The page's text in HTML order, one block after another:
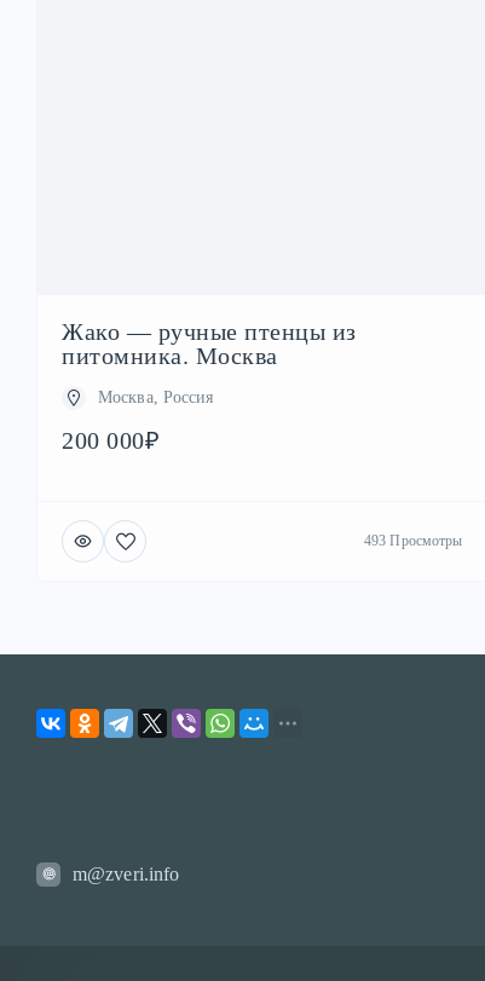
Жако — ручные птенцы из
питомника. Москва
Москва, Россия
200 000₽
493 Просмотры
m@zveri.info